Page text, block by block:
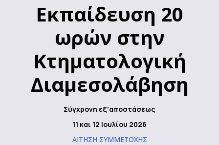
Εκπαίδευση 20
ωρών στην
Κτηματολογική
Διαμεσολάβηση
Σύγχρονη εξ’αποστάσεως
11 και 12 Ιουλίου 2026
ΑΙΤΗΣΗ ΣΥΜΜΕΤΟΧΗΣ